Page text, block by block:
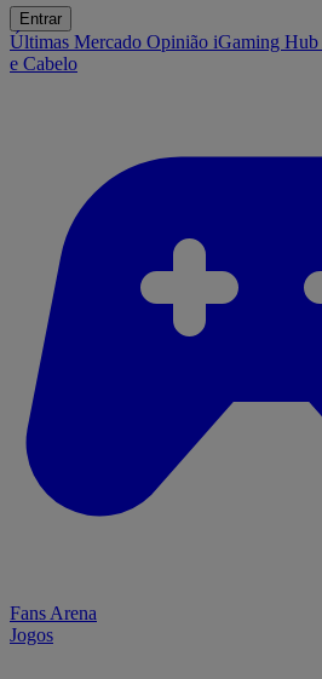
Entrar
Últimas Mercado Opinião iGaming Hub
e Cabelo
Fans Arena
Jogos